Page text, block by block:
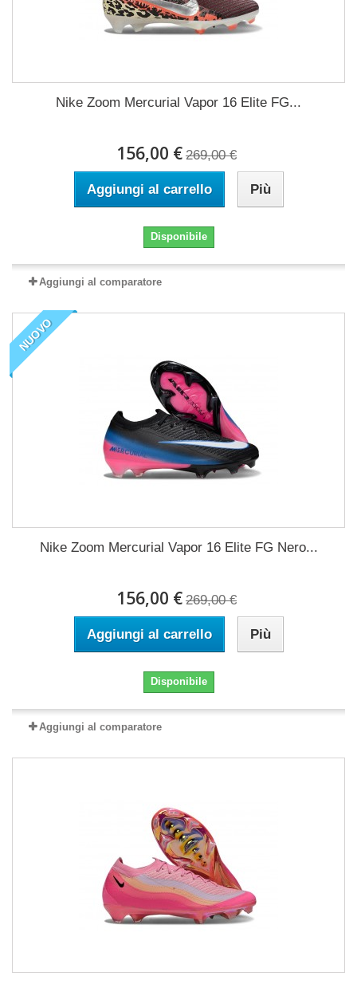
Nike Zoom Mercurial Vapor 16 Elite FG...
156,00 € 269,00 €
Aggiungi al carrello Più
Disponibile
Aggiungi al comparatore
NUOVO
Nike Zoom Mercurial Vapor 16 Elite FG Nero...
156,00 € 269,00 €
Aggiungi al carrello Più
Disponibile
Aggiungi al comparatore